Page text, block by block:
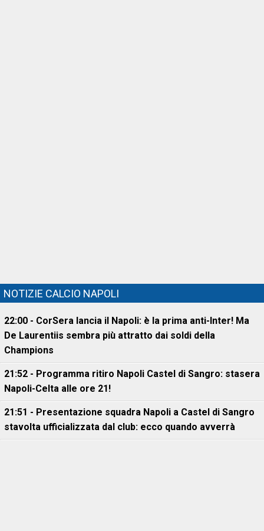
NOTIZIE CALCIO NAPOLI
22:00 - CorSera lancia il Napoli: è la prima anti-Inter! Ma
De Laurentiis sembra più attratto dai soldi della
Champions
21:52 - Programma ritiro Napoli Castel di Sangro: stasera
Napoli-Celta alle ore 21!
21:51 - Presentazione squadra Napoli a Castel di Sangro
stavolta ufficializzata dal club: ecco quando avverrà